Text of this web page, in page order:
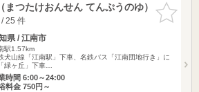
お気に入
りに追加
つたけおんせん てんぷうのゆ）
25 件
県 / 江南市
駅1.57km
犬山線「江南駅」下車、名鉄バス「江南団地行き」に
緑ヶ丘」下車…
時間 6:00～24:00
料金 750円～